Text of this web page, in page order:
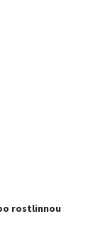
rostlinnou